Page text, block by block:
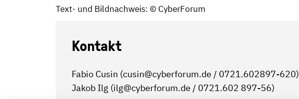
Text- und Bildnachweis: © CyberForum
Kontakt
Fabio Cusin (cusin@cyberforum.de / 0721.602897-620)
Jakob Ilg (ilg@cyberforum.de / 0721.602 897-56)